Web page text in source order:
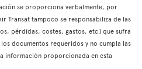
se proporciona verbalmente, por
Transat tampoco se responsabiliza de las
pérdidas, costes, gastos, etc.) que sufra
documentos requeridos y no cumpla las
información proporcionada en esta